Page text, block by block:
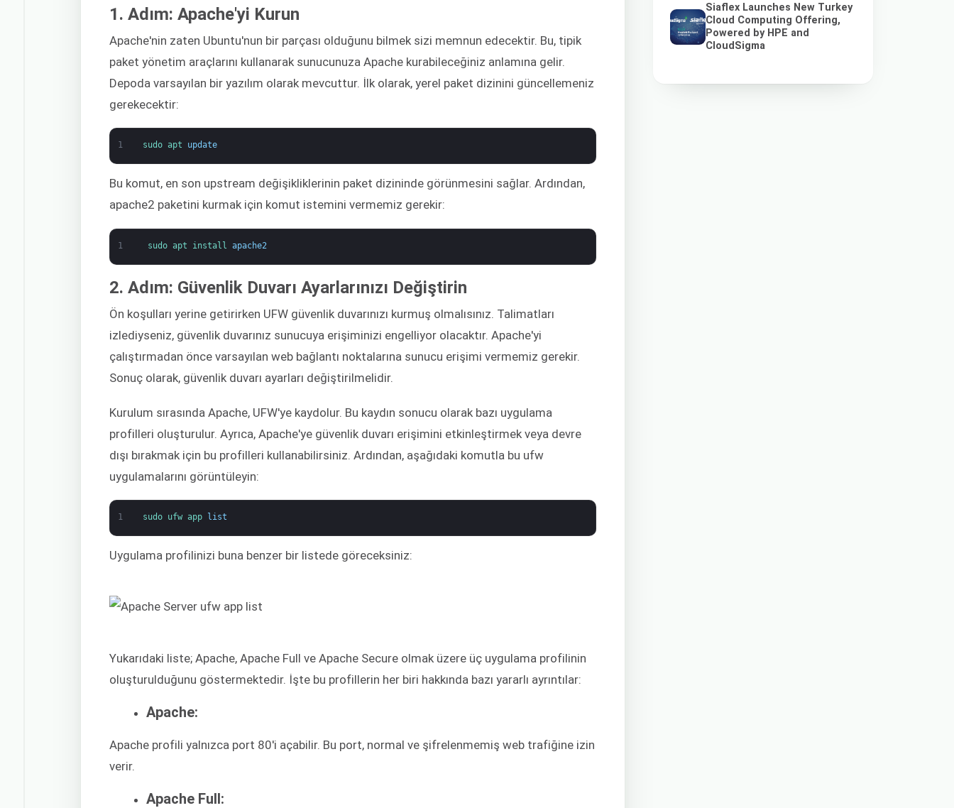
1. Adım: Apache'yi Kurun
Apache'nin zaten Ubuntu'nun bir parçası olduğunu bilmek sizi memnun edecektir. Bu, tipik
paket yönetim araçlarını kullanarak sunucunuza Apache kurabileceğiniz anlamına gelir.
Depoda varsayılan bir yazılım olarak mevcuttur. İlk olarak, yerel paket dizinini güncellemeniz
gerekecektir:
1 sudo apt update
Bu komut, en son upstream değişikliklerinin paket dizininde görünmesini sağlar. Ardından,
apache2 paketini kurmak için komut istemini vermemiz gerekir:
1 sudo apt install apache2
2. Adım: Güvenlik Duvarı Ayarlarınızı Değiştirin
Ön koşulları yerine getirirken UFW güvenlik duvarınızı kurmuş olmalısınız. Talimatları
izlediyseniz, güvenlik duvarınız sunucuya erişiminizi engelliyor olacaktır. Apache'yi
çalıştırmadan önce varsayılan web bağlantı noktalarına sunucu erişimi vermemiz gerekir.
Sonuç olarak, güvenlik duvarı ayarları değiştirilmelidir.
Kurulum sırasında Apache, UFW'ye kaydolur. Bu kaydın sonucu olarak bazı uygulama
profilleri oluşturulur. Ayrıca, Apache'ye güvenlik duvarı erişimini etkinleştirmek veya devre
dışı bırakmak için bu profilleri kullanabilirsiniz. Ardından, aşağıdaki komutla bu ufw
uygulamalarını görüntüleyin:
1 sudo ufw app list
Uygulama profilinizi buna benzer bir listede göreceksiniz:
Yukarıdaki liste; Apache, Apache Full ve Apache Secure olmak üzere üç uygulama profilinin
oluşturulduğunu göstermektedir. İşte bu profillerin her biri hakkında bazı yararlı ayrıntılar:
Apache:
Apache profili yalnızca port 80'i açabilir. Bu port, normal ve şifrelenmemiş web trafiğine izin
verir.
Apache Full:
Siaflex Launches New Turkey
Cloud Computing Offering,
Powered by HPE and
CloudSigma